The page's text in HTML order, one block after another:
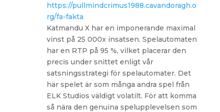
https://pullmindcrimus1988.cavandoragh.o
rg/fa-fakta
Katmandu X har en imponerande maximal
vinst på 25 000x insatsen. Spelautomaten
har en RTP på 95 %, vilket placerar den
precis under snittet enligt vår
satsningsstrategi för spelautomater. Det
här spelet är som många andra spel från
ELK Studios väldigt volatilt. För att komma
så nära den genuina spelupplevelsen som